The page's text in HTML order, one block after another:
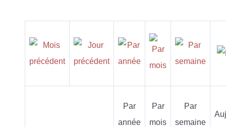
Par
année
Par
mois
Par
semaine